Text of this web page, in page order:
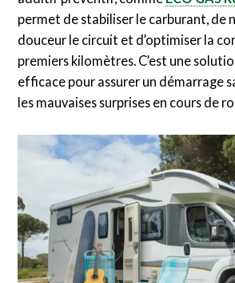
permet de stabiliser le carburant, de
douceur le circuit et d’optimiser la
premiers kilomètres. C’est une
efficace pour assurer un démarrage
les mauvaises surprises en cours de